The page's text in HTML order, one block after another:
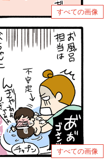
すべての画像
すべての画像